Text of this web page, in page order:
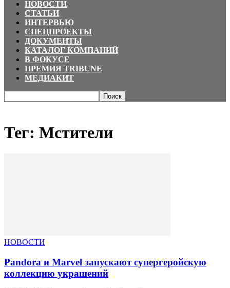
НОВОСТИ
СТАТЬИ
ИНТЕРВЬЮ
СПЕЦПРОЕКТЫ
ДОКУМЕНТЫ
КАТАЛОГ КОМПАНИЙ
В ФОКУСЕ
ПРЕМИЯ TRIBUNE
МЕДИАКИТ
Тег: Мстители
НОВОСТИ
Pandora и Marvel запускают супергеройскую
коллекцию украшений